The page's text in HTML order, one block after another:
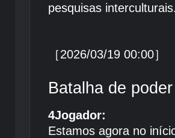
pesquisas interculturais.
［2026/03/19 00:00］
Batalha de
4Jogador:
Estamos agora no